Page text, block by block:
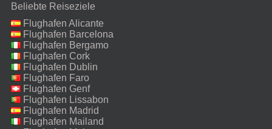
Beliebte Reiseziele
Flughafen Alicante
Flughafen Barcelona
Flughafen Bergamo
Flughafen Cork
Flughafen Dublin
Flughafen Faro
Flughafen Genf
Flughafen Lissabon
Flughafen Madrid
Flughafen Mailand